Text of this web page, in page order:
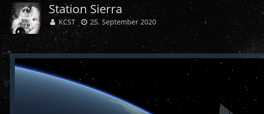
Station Sierra
KCST 25. September 2020